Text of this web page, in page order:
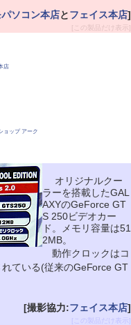
ソコン本店とフェイス本店]
[この製品だけ表示]
店
ョップ アーク
オリジナルクー
ラーを搭載したGAL
AXYのGeForce GT
S 250ビデオカー
ド。メモリ容量は51
2MB。
動作クロックはコ
ている(従来のGeForce GT
[撮影協力:フェイス本店]
[この製品だけ表示]